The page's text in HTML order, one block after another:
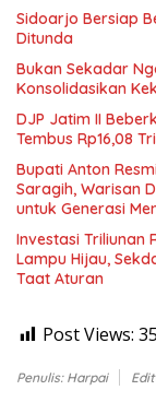
Sidoarjo Bersiap
Ditunda
Bukan Sekadar
Konsolidasikan
DJP Jatim II
Tembus Rp16,08
Bupati Anton
Saragih, Warisan
untuk Generasi
Investasi Triliunan
Lampu Hijau,
Taat Aturan
Post Views:
Penulis: Harpai